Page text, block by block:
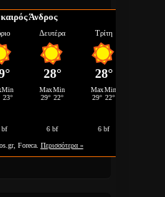
καιρός Άνδρος